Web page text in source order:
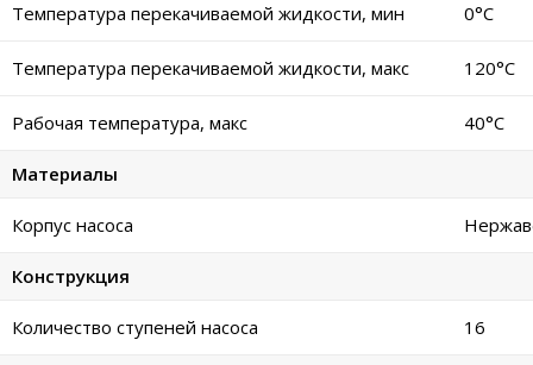
Температура перекачиваемой жидкости, мин 0°C
Температура перекачиваемой жидкости, макс 120°C
Рабочая температура, макс 40°C
Материалы
Корпус насоса
Конструкция
Количество ступеней насоса 16